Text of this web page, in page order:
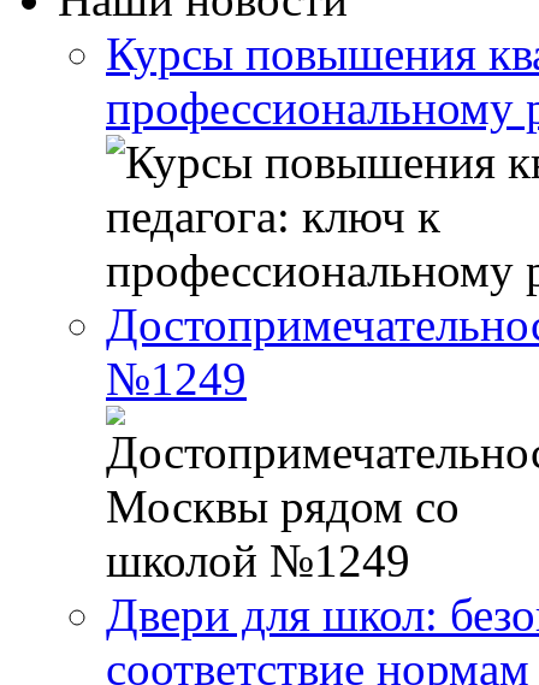
Курсы повышения
профессиональному
№1249
Двери для школ:
соответствие нормам